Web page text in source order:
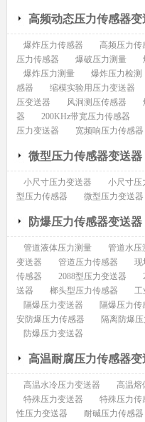
高频动态压力传感器变
爆炸压力传感器 高频压力传
压力传感器
爆破压力测量
爆炸压力测量
爆炸压力检测
感器
缩模实验用压力变送器
压变送器
风洞测压传感器
器
200KHz带宽压力传感器
压力变送器
宽频响压力传感器
微型压力传感器变送器
小尺寸压力变送器 小尺寸压
型压力传感器
微型压力变送器
防爆压力传感器变送器
管道液体压力测量 管道水压
变送器
管道压力传感器 现
传感器
2088型压力变送器
送器
榔头型压力传感器 工
隔爆压力变送器
隔爆压力传
安防爆压力传感器
隔离防爆
防爆压力变送器
高温耐腐压力传感器变
高温水冷压力变送器 高温熔
特殊压力变送器
特殊压力传
性压力变送器
耐碱压力传感器